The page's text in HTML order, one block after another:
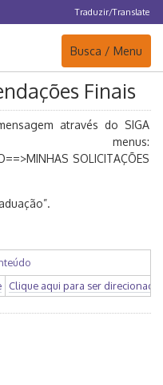
Traduzir/Translate
Navegação
Busca / Menu
Finais
através do SIGA
menus:
SOLICITAÇÕES
Clique aqui para ser